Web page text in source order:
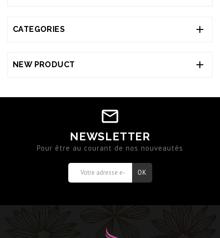
CATEGORIES 
NEW PRODUCT 
NEWSLETTER
Pour être au courant de nos nouveautés